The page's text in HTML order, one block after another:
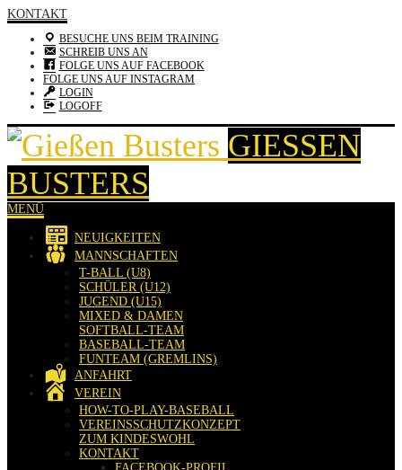
KONTAKT
BESUCHE UNS BEIM TRAINING
SCHREIB UNS AN
FOLGE UNS AUF FACEBOOK
FOLGE UNS AUF INSTAGRAM
LOGIN
LOGOFF
GIESSEN B
USTERS
MENÜ
NEUIGKEITEN
MANNSCHAFTEN
T-BALL (U8)
SCHÜLER (U12)
JUGEND (U15)
MIXED & DAMEN
SOFTBALL-TEAM
BASEBALL-TEAM
FUNTEAM (GREMLINS)
ANFAHRT
VEREIN
HOW-TO-PLAY-BASEBALL
VEREINSSCHUTZKONZEPT
ZUM KINDESWOHL
KONTAKT